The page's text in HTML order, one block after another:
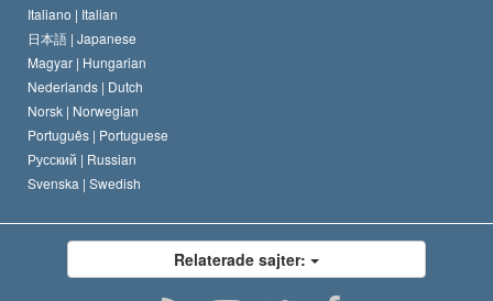
Italiano | Italian
日本語 | Japanese
Magyar | Hungarian
Nederlands | Dutch
Norsk | Norwegian
Português | Portuguese
Русский | Russian
Svenska | Swedish
Relaterade sajter: